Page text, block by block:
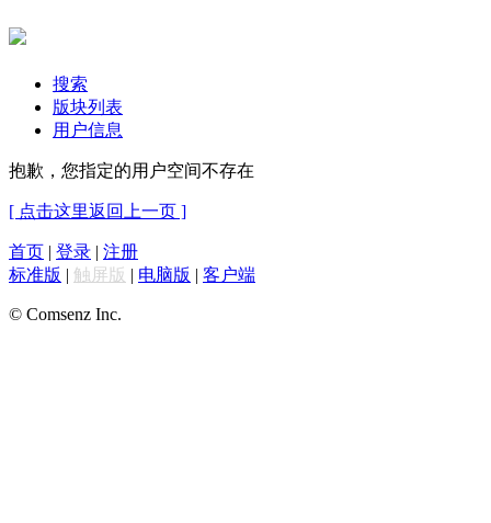
搜索
版块列表
用户信息
抱歉，您指定的用户空间不存在
[ 点击这里返回上一页 ]
首页 | 登录 | 注册
标准版 | 触屏版 | 电脑版 | 客户端
© Comsenz Inc.